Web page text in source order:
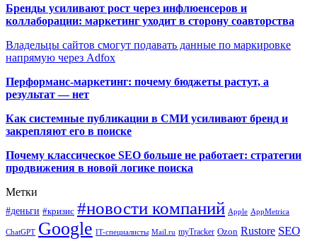
Бренды усиливают рост через инфлюенсеров и
коллаборации: маркетинг уходит в сторону соавторства
Владельцы сайтов смогут подавать данные по маркировке
напрямую через Adfox
Перформанс-маркетинг: почему бюджеты растут, а
результат — нет
Как системные публикации в СМИ усиливают бренд и
закрепляют его в поиске
Почему классическое SEO больше не работает: стратегии
продвижения в новой логике поиска
Метки
#деньги #кризис #новости компаний Apple AppMetrica
ChatGPT Google IT-специалисты Mail.ru myTracker Ozon Rustore SEO